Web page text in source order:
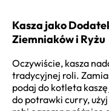
Kasza jako
Ziemniaków i Ryżu
Oczywiście, kasza
tradycyjnej roli.
podaj do kotleta
do potrawki curry,